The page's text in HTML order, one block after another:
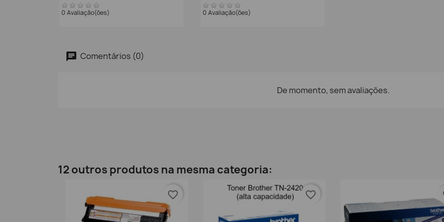
0 Avaliação(ões) 0 Avaliação(ões)
Comentários (0)
De momento, sem avaliações.
12 outros produtos na mesma categoria:
favorite_border favorite_border